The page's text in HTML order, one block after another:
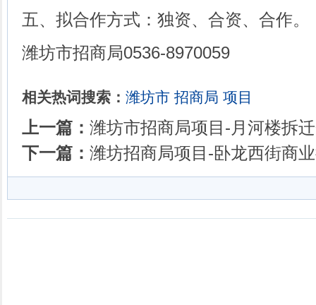
五、拟合作方式：独资、合资、合作。
潍坊市招商局0536-8970059
相关热词搜索： 潍坊市 招商局 项目
上一篇： 潍坊市招商局项目-月河楼拆
下一篇： 潍坊招商局项目-卧龙西街商